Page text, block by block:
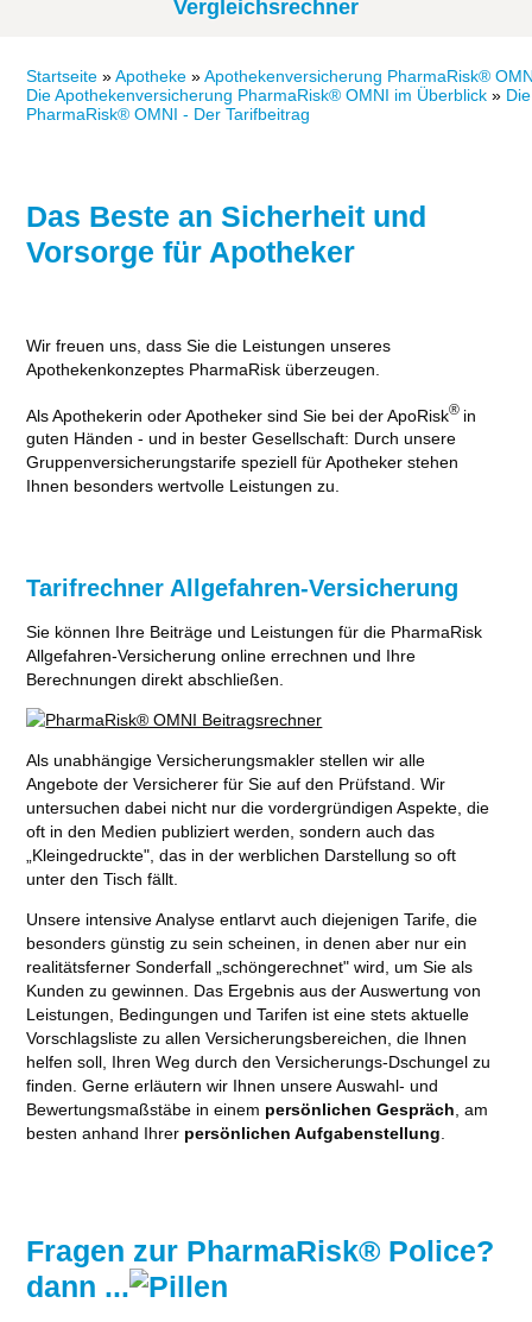
Vergleichsrechner
Startseite »Apotheke »Apothekenversicherung PharmaRisk®
Die Apothekenversicherung PharmaRisk® OMNI im Überblick » Die
PharmaRisk® OMNI - Der Tarifbeitrag
Das Beste an Sicherheit und
Vorsorge für Apotheker
Wir freuen uns, dass Sie die Leistungen unseres
Apothekenkonzeptes PharmaRisk überzeugen.
Als Apothekerin oder Apotheker sind Sie bei der ApoRisk® in
guten Händen - und in bester Gesellschaft: Durch unsere
Gruppenversicherungstarife speziell für Apotheker stehen
Ihnen besonders wertvolle Leistungen zu.
Tarifrechner Allgefahren-Versicherung
Sie können Ihre Beiträge und Leistungen für die PharmaRisk
Allgefahren-Versicherung online errechnen und Ihre
Berechnungen direkt abschließen.
Als unabhängige Versicherungsmakler stellen wir alle
Angebote der Versicherer für Sie auf den Prüfstand. Wir
untersuchen dabei nicht nur die vordergründigen Aspekte, die
oft in den Medien publiziert werden, sondern auch das
„Kleingedruckte", das in der werblichen Darstellung so oft
unter den Tisch fällt.
Unsere intensive Analyse entlarvt auch diejenigen Tarife, die
besonders günstig zu sein scheinen, in denen aber nur ein
realitätsferner Sonderfall „schöngerechnet" wird, um Sie als
Kunden zu gewinnen. Das Ergebnis aus der Auswertung von
Leistungen, Bedingungen und Tarifen ist eine stets aktuelle
Vorschlagsliste zu allen Versicherungsbereichen, die Ihnen
helfen soll, Ihren Weg durch den Versicherungs-Dschungel zu
finden. Gerne erläutern wir Ihnen unsere Auswahl- und
Bewertungsmaßstäbe in einem persönlichen Gespräch, am
besten anhand Ihrer persönlichen Aufgabenstellung.
Fragen zur PharmaRisk® Police?
dann ...